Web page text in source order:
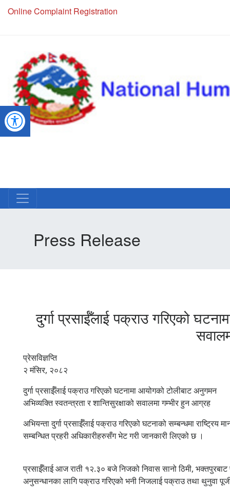
Online Complaint Registration
Press Release
दुर्गा प्रसाईँलाई पक्राउ गरिएको
प्रेसविज्ञप्ति
२ मंसिर, २०८२
दुर्गा प्रसाईँलाई पक्राउ गरिएको घटनामा आयोगको टोलीबाट अनुगमन
अभिव्यक्ति स्वतन्त्रता र शान्तिसुरक्षाको सवालमा गम्भीर हुन आग्रह
अभियन्ता दुर्गा प्रसाईँलाई पक्राउ गरिएको घटनाको सम्बन्धमा
सम्बन्धित प्रहरी अधिकारीहरुसँग भेट गरी जानकारी लिएको छ ।
प्रसाईँलाई आज राती १२.३० बजे निजको निवास सानो ठिमी, भक्तपुरबाट
अनुसन्धानका लागि पक्राउ गरिएको भनी निजलाई पक्राउ तथा थुनुवा